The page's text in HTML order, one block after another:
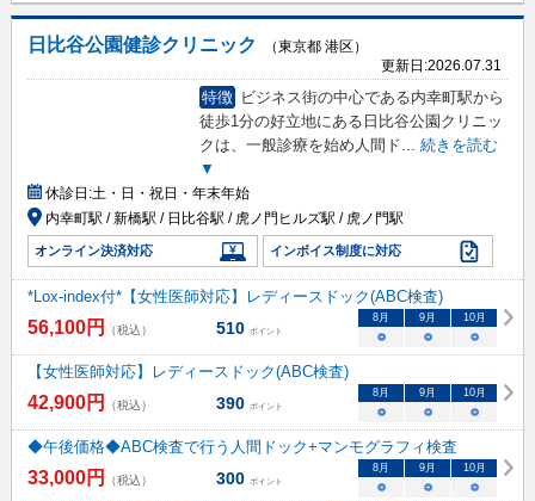
日比谷公園健診クリニック
（東京都 港区）
更新日:2026.07.31
特徴 ビジネス街の中心である内幸町駅から
徒歩1分の好立地にある日比谷公園クリニッ
クは、一般診療を始め人間ド
続きを読む
▼
休診日:土・日・祝日・年末年始
内幸町駅 / 新橋駅 / 日比谷駅 / 虎ノ門ヒルズ駅 / 虎ノ門駅
オンライン決済対応 インボイス制度に対応
*Lox-index付*【女性医師対応】レディースドック(ABC検査)
56,100円 （税込） 510 ポイント
8 月 9 月 10月
○ ○ ○
【女性医師対応】レディースドック(ABC検査)
42,900円 （税込） 390 ポイント
8 月 9 月 10月
○ ○ ○
◆午後価格◆ABC検査で行う人間ドック+マンモグラフィ検査
33,000円 （税込） 300 ポイント
8 月 9 月 10月
○ ○ ○